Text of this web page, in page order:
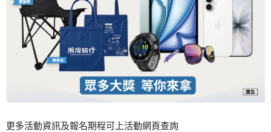
更多活動資訊及報名期程可上活動網頁查詢